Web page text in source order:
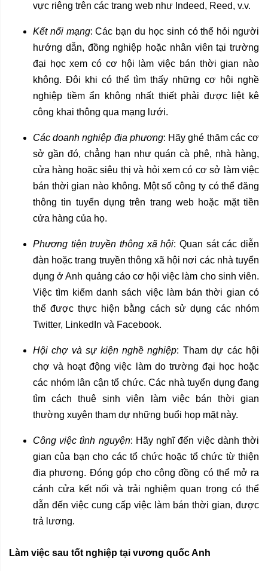
vực riêng trên các trang web như Indeed, Reed, v.v.
Kết nối mạng: Các bạn du học sinh có thể hỏi người
hướng dẫn, đồng nghiệp hoặc nhân viên tại trường
đại học xem có cơ hội làm việc bán thời gian nào
không. Đôi khi có thể tìm thấy những cơ hội nghề
nghiệp tiềm ẩn không nhất thiết phải được liệt kê
công khai thông qua mạng lưới.
Các doanh nghiệp địa phương: Hãy ghé thăm các cơ
sở gần đó, chẳng hạn như quán cà phê, nhà hàng,
cửa hàng hoặc siêu thị và hỏi xem có cơ sở làm việc
bán thời gian nào không. Một số công ty có thể đăng
thông tin tuyển dụng trên trang web hoặc mặt tiền
cửa hàng của họ.
Phương tiện truyền thông xã hội: Quan sát các diễn
đàn hoặc trang truyền thông xã hội nơi các nhà tuyển
dụng ở Anh quảng cáo cơ hội việc làm cho sinh viên.
Việc tìm kiếm danh sách việc làm bán thời gian có
thể được thực hiện bằng cách sử dụng các nhóm
Twitter, LinkedIn và Facebook.
Hội chợ và sự kiện nghề nghiệp: Tham dự các hội
chợ và hoạt động việc làm do trường đại học hoặc
các nhóm lân cận tổ chức. Các nhà tuyển dụng đang
tìm cách thuê sinh viên làm việc bán thời gian
thường xuyên tham dự những buổi họp mặt này.
Công việc tình nguyện: Hãy nghĩ đến việc dành thời
gian của bạn cho các tổ chức hoặc tổ chức từ thiện
địa phương. Đóng góp cho cộng đồng có thể mở ra
cánh cửa kết nối và trải nghiệm quan trọng có thể
dẫn đến việc cung cấp việc làm bán thời gian, được
trả lương.
Làm việc sau tốt nghiệp tại vương quốc Anh